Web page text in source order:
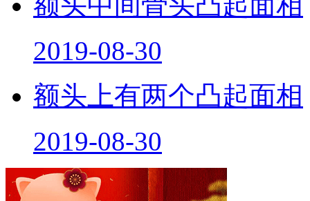
2019-08-30
额头上有两个凸起面相
2019-08-30